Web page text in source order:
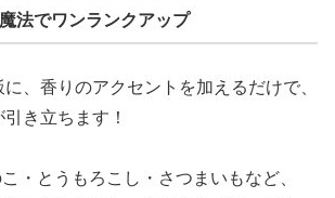
法でワンランクアップ
、香りのアクセントを加えるだけで、
き立ちます！
こ・とうもろこし・さつまいもなど、